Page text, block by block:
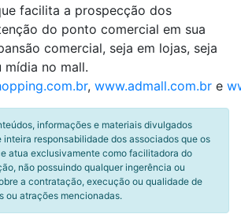
facilita a prospecção dos
do ponto comercial em sua
comercial, seja em lojas, seja
mídia no mall.
, www.admall.com.br e
informações e materiais divulgados
inteira responsabilidade dos associados que os
atua exclusivamente como facilitadora do
não possuindo qualquer ingerência ou
a contratação, execução ou qualidade de
ou atrações mencionadas.